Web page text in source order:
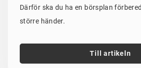
Därför ska du ha en börsplan
större händer.
Till artikeln